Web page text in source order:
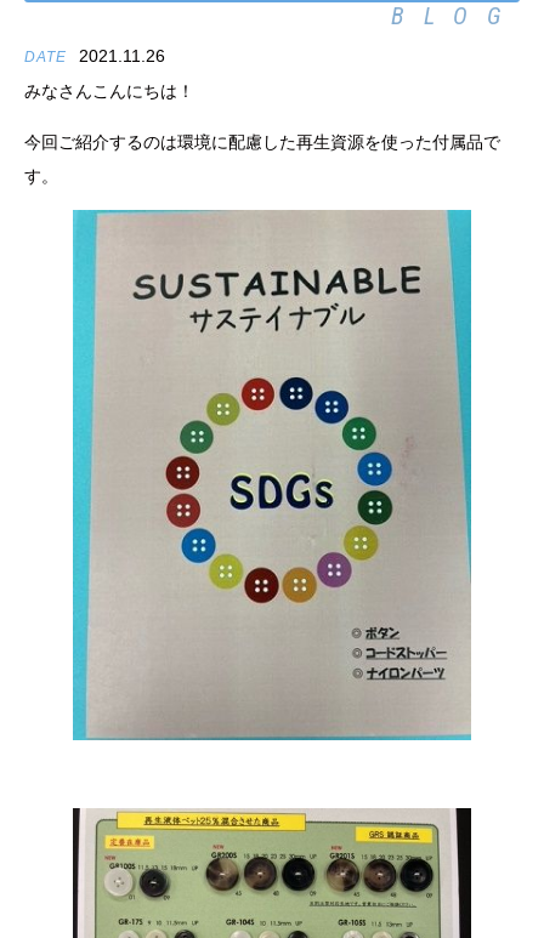
BLOG
DATE
2021.11.26
みなさんこんにちは！
今回ご紹介するのは環境に配慮した再生資源を使った付属品で
す。